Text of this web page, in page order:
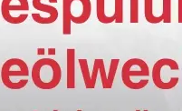
mit Schaltwippen
Isofix Beifahrersitz
Fahrer und Beifahrer
Fahrer- und Beifahrersitz